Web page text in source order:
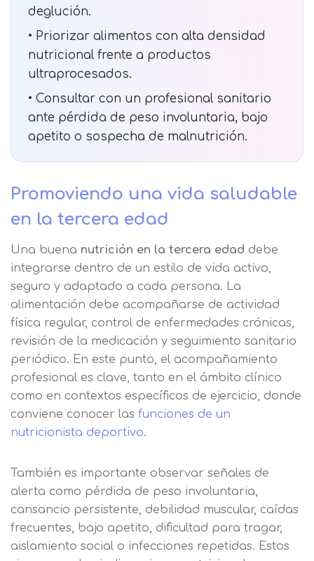
deglución.
• Priorizar alimentos con alta densidad
nutricional frente a productos
ultraprocesados.
• Consultar con un profesional sanitario
ante pérdida de peso involuntaria, bajo
apetito o sospecha de malnutrición.
Promoviendo una vida saludable
en la tercera edad
Una buena nutrición en la tercera edad debe
integrarse dentro de un estilo de vida activo,
seguro y adaptado a cada persona. La
alimentación debe acompañarse de actividad
física regular, control de enfermedades crónicas,
revisión de la medicación y seguimiento sanitario
periódico. En este punto, el acompañamiento
profesional es clave, tanto en el ámbito clínico
como en contextos específicos de ejercicio, donde
conviene conocer las funciones de un
nutricionista deportivo.
También es importante observar señales de
alerta como pérdida de peso involuntaria,
cansancio persistente, debilidad muscular, caídas
frecuentes, bajo apetito, dificultad para tragar,
aislamiento social o infecciones repetidas. Estos